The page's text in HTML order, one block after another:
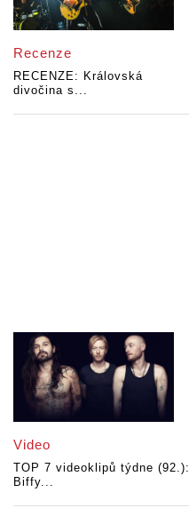
Recenze
RECENZE: Královská
divočina s...
Video
TOP 7 videoklipů týdne (92.):
Biffy...